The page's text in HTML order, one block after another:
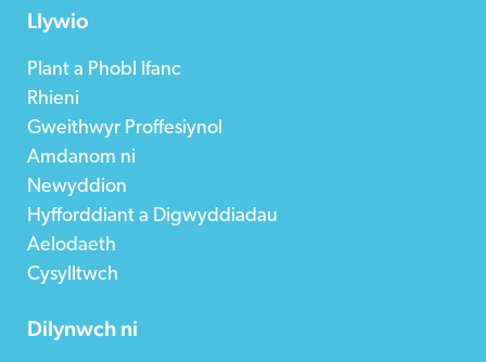
Llywio
Plant a Phobl Ifanc
Rhieni
Gweithwyr Proffesiynol
Amdanom ni
Newyddion
Hyfforddiant a Digwyddiadau
Aelodaeth
Cysylltwch
Dilynwch ni